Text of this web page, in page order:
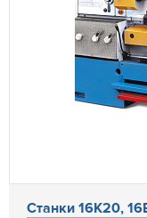
Станки 16К20,